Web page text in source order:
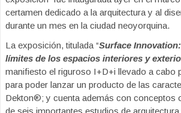
certamen dedicado a la arquitectura y al
durante un mes en la ciudad neoyorquina.
La exposición, titulada “Surface
límites de los espacios interiores y
manifiesto el riguroso I+D+i llevado a cabo
para poder lanzar un producto de las
Dekton®; y cuenta además con conceptos
de seis importantes estudios de